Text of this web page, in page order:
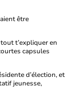
être
t’expliquer en
capsules
d’élection, et
jeunesse,